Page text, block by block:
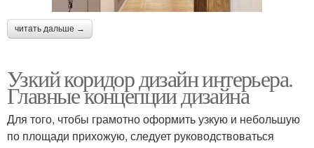
читать дальше →
Узкий коридор дизайн интерьера.
Главные концепции дизайна
Для того, чтобы грамотно оформить узкую и небольшую
по площади прихожую, следует руководствоваться